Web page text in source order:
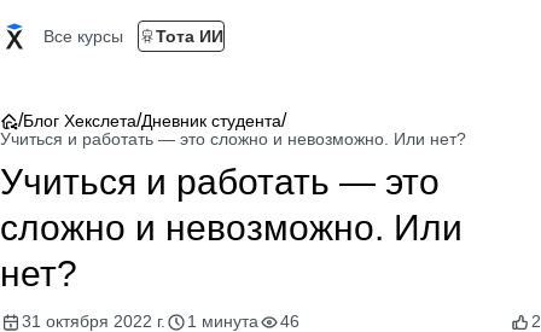
Все курсы Тота ИИ
/Блог Хекслета/Дневник студента/
Учиться и работать — это сложно и невозможно. Или нет?
Учиться и работать — это
сложно и невозможно. Или
нет?
31 октября 2022 г. 1 минута 46 2